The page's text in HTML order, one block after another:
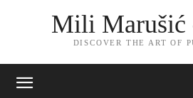
Mili Marušić
DISCOVER THE ART OF